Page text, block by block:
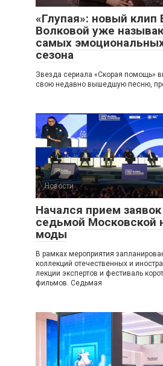
«Глупая»: новый клип
Волковой уже
самых
сезона
Звезда сериала «Скорая помощь»
свою недавно вышедшую песню,
Новости
Начался прием
седьмой Московской
моды
В рамках мероприятия
коллекций отечественных и
лекции экспертов и фестиваль
фильмов. Седьмая